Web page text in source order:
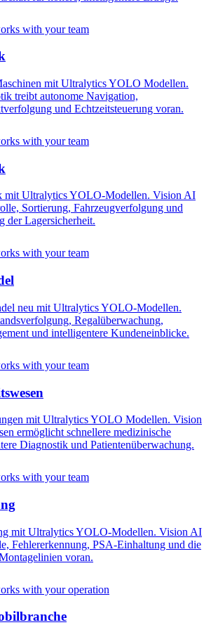
mit Ultralytics YOLO Modellen.
treibt autonome Navigation,
und Echtzeitsteuerung voran.
mit Ultralytics YOLO-Modellen. Vision AI
Sortierung, Fahrzeugverfolgung und
der Lagersicherheit.
neu mit Ultralytics YOLO-Modellen.
Regalüberwachung,
und intelligentere Kundeneinblicke.
mit Ultralytics YOLO Modellen. Vision
ermöglicht schnellere medizinische
Diagnostik und Patientenüberwachung.
mit Ultralytics YOLO-Modellen. Vision AI
Fehlererkennung, PSA-Einhaltung und die
voran.